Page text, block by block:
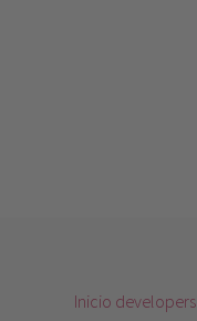
Inicio developers